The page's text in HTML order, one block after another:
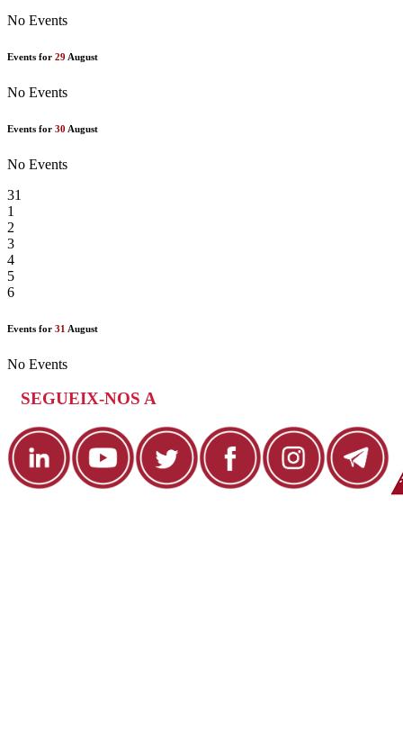
No Events
Events for 29 August
No Events
Events for 30 August
No Events
31
1
2
3
4
5
6
Events for 31 August
No Events
SEGUEIX-NOS A